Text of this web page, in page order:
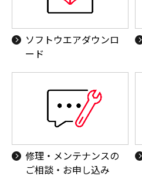
インショップ
BPOソリューション
その他商品
ソフトウエアダウンロ
ード
修理・メンテナンスの
ご相談・お申し込み